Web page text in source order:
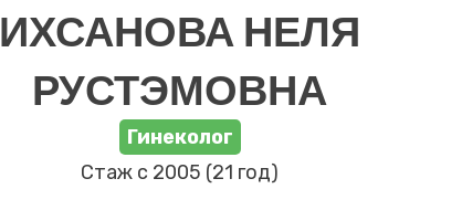
ИХСАНОВА НЕЛЯ
РУСТЭМОВНА
Гинеколог
Стаж с 2005 (21 год)